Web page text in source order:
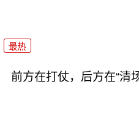
最热
前方在打仗，后方在“清